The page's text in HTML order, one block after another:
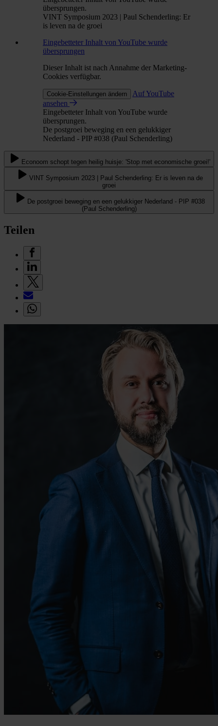
übersprungen.
VINT Symposium 2023 | Paul Schenderling: Er
is leven na de groei
Eingebetteter Inhalt von YouTube wurde
übersprungen
Dieser Inhalt ist nach Annahme der Marketing-
Cookies verfügbar.
Cookie-Einstellungen ändern
Auf YouTube
ansehen
Eingebetteter Inhalt von YouTube wurde
übersprungen.
De postgroei beweging en een gelukkiger
Nederland - PIP #038 (Paul Schenderling)
Econoom schopt tegen heilig huisje: 'Stop met economische groei!'
VINT Symposium 2023 | Paul Schenderling: Er is leven na de
groei
De postgroei beweging en een gelukkiger Nederland - PIP #038
(Paul Schenderling)
Teilen